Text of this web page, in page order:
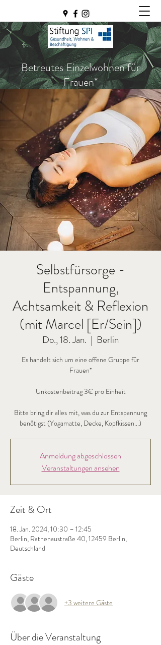
Betreutes Einzelwohnen für
Frauen*
Selbstfürsorge -
Entspannung,
Achtsamkeit & Reflexion
(mit Marcel [Er/Sein])
Do., 18. Jan.
  |
Berlin
Es handelt sich um eine offene Gruppe für
Frauen*
Unkostenbeitrag 3€ pro Einheit
Bitte bring dir alles mit, was du zur Entspannung
benötigst (Yogamatte, Decke, Kopfkissen...)
Anmeldung abgeschlossen
Veranstaltungen ansehen
Zeit & Ort
18. Jan. 2024, 10:30 – 12:45
Berlin, Rathenaustraße 40, 12459 Berlin,
Deutschland
Gäste
+3 weitere Gäste
Über die Veranstaltung